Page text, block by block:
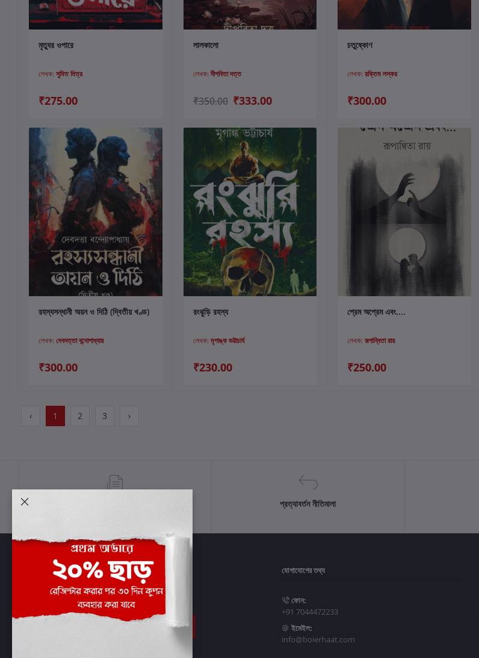
মৃত্যুর ওপারে
লেখক: সুমিত মিত্র
₹275.00
লালকালো
লেখক:দীপবিতা দত্ত
₹350.00 ₹333.00
চতুষ্কোণ
লেখক:রক্তিম লস্কর
₹300.00
কার্টে যোগ করুন
রহস্যসন্ধানী অয়ন ও দিঠি (দ্বিতীয় খণ্ড)
লেখক: দেবদত্তা বন্দোপাধ্যায়
₹300.00
রংঝুড়ি রহস্য
লেখক: মৃগাঙ্ক ভট্টাচার্য
₹230.00
কার্টে যোগ করুন
প্রেম অপ্রেম এবং....
লেখক:রূপান্বিতা রায়
₹250.00
‹ 1 2 3 ›
প্রত্যাবর্তন নীতিমালা
সাবস্ক্রাইব
যোগাযোগের তথ্য
ফোন:
+91 7044472233
ইমেইল:
info@boierhaat.com